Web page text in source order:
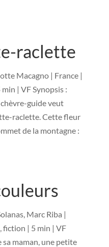
raclette
Macagno | France |
| VF Synopsis :
chèvre-guide veut
raclette. Cette fleur
de la montagne :
Marc Riba |
fiction | 5 min | VF
sa maman, une petite